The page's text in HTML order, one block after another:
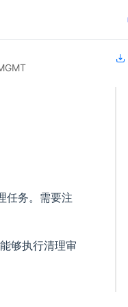
任务。需要注
够执行清理审